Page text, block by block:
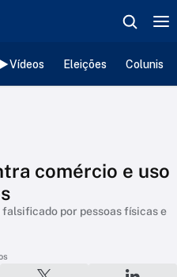
Vídeos Eleições
comércio e uso
por pessoas físicas e